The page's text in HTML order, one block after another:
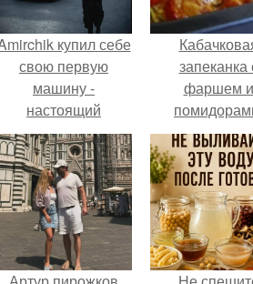
купил себе
свою первую
машину -
настоящий
автомобиль мечты
для многих
автолюбителей.
запеканка
фаршем и